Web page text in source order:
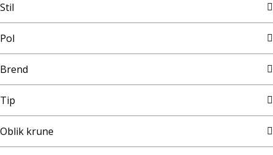
Stil
Pol
Brend
Tip
Oblik krune